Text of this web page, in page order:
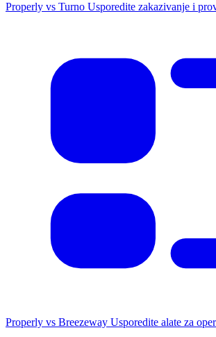
Properly vs Turno Usporedite zakazivanje i
Properly vs Breezeway Usporedite alate za